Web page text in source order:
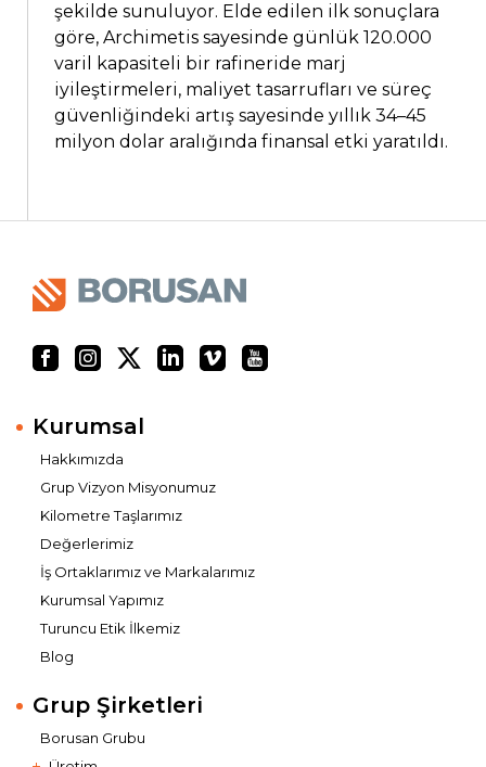
şekilde sunuluyor. Elde edilen ilk sonuçlara
göre, Archimetis sayesinde günlük 120.000
varil kapasiteli bir rafineride marj
iyileştirmeleri, maliyet tasarrufları ve süreç
güvenliğindeki artış sayesinde yıllık 34–45
milyon dolar aralığında finansal etki yaratıldı.
Kurumsal
Hakkımızda
Grup Vizyon Misyonumuz
Kilometre Taşlarımız
Değerlerimiz
İş Ortaklarımız ve Markalarımız
Kurumsal Yapımız
Turuncu Etik İlkemiz
Blog
Grup Şirketleri
Borusan Grubu